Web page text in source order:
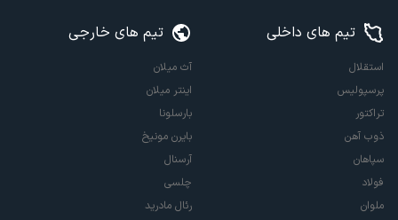
تیم های داخلی
استقلال
پرسپولیس
تراکتور
ذوب آهن
سپاهان
فولاد
ملوان
تیم های خارجی
آث میلان
اینتر میلان
بارسلونا
بایرن مونیخ
آرسنال
چلسی
رئال مادرید